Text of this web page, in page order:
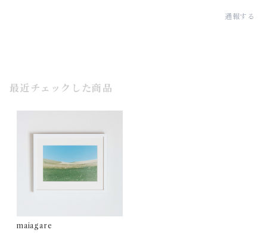
通報する
最近チェックした商品
maiagare